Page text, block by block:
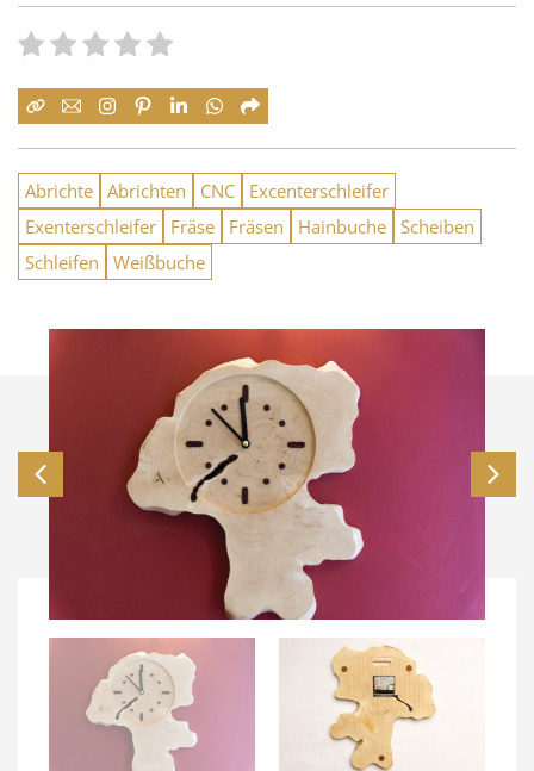
Abrichte Abrichten CNC
Excenterschleifer
Exenterschleifer
Fräse Fräsen Hainbuche Scheiben
Schleifen
Weißbuche